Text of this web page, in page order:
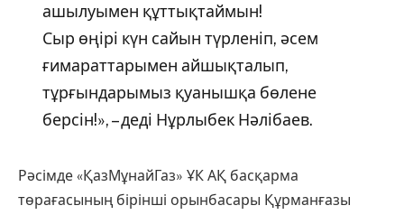
ашылуымен құттықтаймын!
Сыр өңірі күн сайын түрленіп, әсем
ғимараттарымен айшықталып,
тұрғындарымыз қуанышқа бөлене
берсін!», – деді Нұрлыбек Нәлібаев.
Рәсімде «ҚазМұнайГаз» ҰК АҚ басқарма
төрағасының бірінші орынбасары Құрманғазы